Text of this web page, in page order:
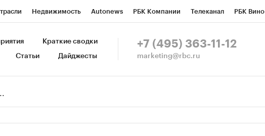
Недвижимость Autonews РБК Компании Телеканал РБК Вино
Спецпроекты СПб Конференции СПб Спецпроекты
Краткие сводки
Статьи Дайджесты
+7 (495) 363-11-12
marketing@rbc.ru